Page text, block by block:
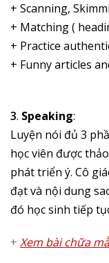
+ Scanning,
+ Matching (
+ Practice
+ Funny articles
3. Speaking:
Luyện nói đủ 3
học viên được
phát triển ý. Cô
đạt và nội dung
đó học sinh tiếp
+ Xem bài chữa